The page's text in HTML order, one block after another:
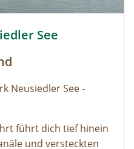
See
Neusiedler See -
führt dich tief hinein
und versteckten